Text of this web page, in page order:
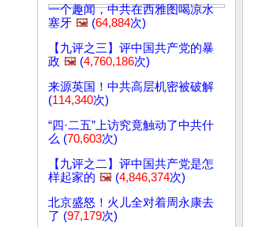
一个趣闻，中共在西雅图喝凉水
塞牙 🖼️ (64,884次)
【九评之三】评中国共产党的暴
政 🖼️ (4,760,186次)
来源英国！中共高层机密被破解
(114,340次)
“四·二五”上访究竟触动了中共什
么 (70,603次)
【九评之二】评中国共产党是怎
样起家的 🖼️ (4,846,374次)
北京盛怒！火儿全对着周永康去
了 (97,179次)